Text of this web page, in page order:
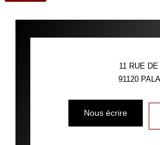
11 RUE
91120
Nous écrire